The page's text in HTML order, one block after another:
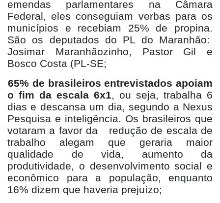
emendas parlamentares na Câmara
Federal, eles conseguiam verbas para os
municípios e recebiam 25% de propina.
São os deputados do PL do Maranhão:
Josimar Maranhãozinho, Pastor Gil e
Bosco Costa (PL-SE;
65% de brasileiros entrevistados apoiam
o fim da escala 6x1, ou seja, trabalha 6
dias e descansa um dia, segundo a Nexus
Pesquisa e inteligência. Os brasileiros que
votaram a favor da redução de escala de
trabalho alegam que geraria maior
qualidade de vida, aumento da
produtividade, o desenvolvimento social e
econômico para a população, enquanto
16% dizem que haveria prejuízo;